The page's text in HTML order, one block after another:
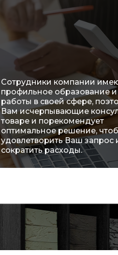
Сотрудники компании
профильное образование
работы в своей сфере,
Вам исчерпывающие
товаре и порекомендует
оптимальное решение,
удовлетворить Ваш запрос
сократить расходы.